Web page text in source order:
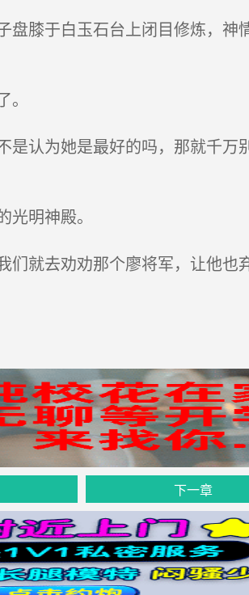
膝于白玉石台上闭目修炼，神
认为她是最好的吗，那就千万
明神殿。
就去劝劝那个廖将军，让他也
下一章